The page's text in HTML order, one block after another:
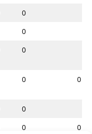
0
0
0
0 0
0
0 0